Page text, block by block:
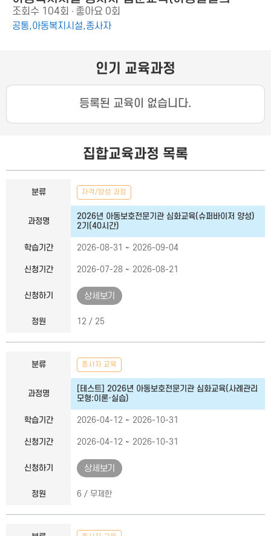
이해)
조회수 104회 좋아요 0회
공통,아동복지시설,종사자
인기 교육과정
등록된 교육이 없습니다.
집합교육과정 목록
분류 자격/양성 과정
과정명
2026년 아동보호전문기관 심화교육(슈퍼바이저 양성)
2기(40시간)
학습기간 2026-08-31 ~ 2026-09-04
신청기간 2026-07-28 ~ 2026-08-21
신청하기 상세보기
정원 12 / 25
분류 종사자 교육
과정명
[테스트] 2026년 아동보호전문기관 심화교육(사례관리
모형:이론·실습)
학습기간 2026-04-12 ~ 2026-10-31
신청기간 2026-04-12 ~ 2026-10-31
신청하기 상세보기
정원 6 / 무제한